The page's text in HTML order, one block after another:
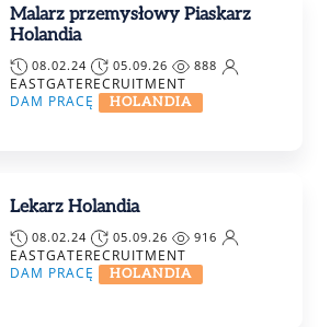
Malarz przemysłowy Piaskarz
Holandia
08.02.24 05.09.26 888
EASTGATERECRUITMENT
DAM PRACĘ
HOLANDIA
Lekarz Holandia
08.02.24 05.09.26 916
EASTGATERECRUITMENT
DAM PRACĘ
HOLANDIA